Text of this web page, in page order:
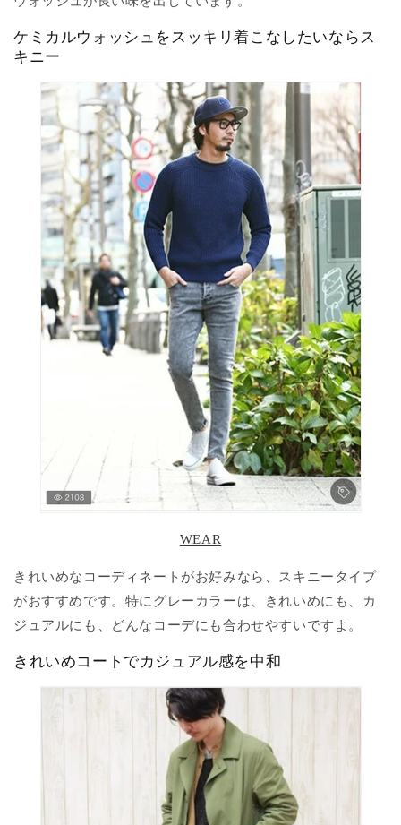
ケミカルウォッシュをスッキリ着こなしたいならス
キニー
WEAR
きれいめなコーディネートがお好みなら、スキニータイプ
がおすすめです。特にグレーカラーは、きれいめにも、カ
ジュアルにも、どんなコーデにも合わせやすいですよ。
きれいめコートでカジュアル感を中和